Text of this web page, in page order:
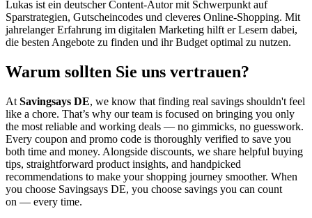
Lukas ist ein deutscher Content-Autor mit Schwerpunkt auf
Sparstrategien, Gutscheincodes und cleveres Online-Shopping. Mit
jahrelanger Erfahrung im digitalen Marketing hilft er Lesern dabei,
die besten Angebote zu finden und ihr Budget optimal zu nutzen.
Warum sollten Sie uns vertrauen?
At Savingsays DE, we know that finding real savings shouldn't feel
like a chore. That’s why our team is focused on bringing you only
the most reliable and working deals — no gimmicks, no guesswork.
Every coupon and promo code is thoroughly verified to save you
both time and money. Alongside discounts, we share helpful buying
tips, straightforward product insights, and handpicked
recommendations to make your shopping journey smoother. When
you choose Savingsays DE, you choose savings you can count
on — every time.